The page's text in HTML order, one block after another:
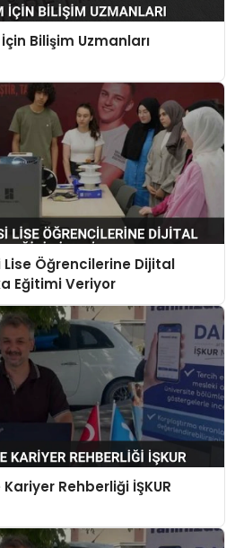
Bilişim Uzmanları
Öğrencilerine Dijital
Eğitimi Veriyor
Rehberliği İŞKUR